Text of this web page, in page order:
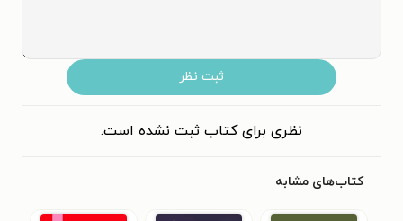
ثبت نظر
نظری برای کتاب ثبت نشده است.
کتاب‌های مشابه